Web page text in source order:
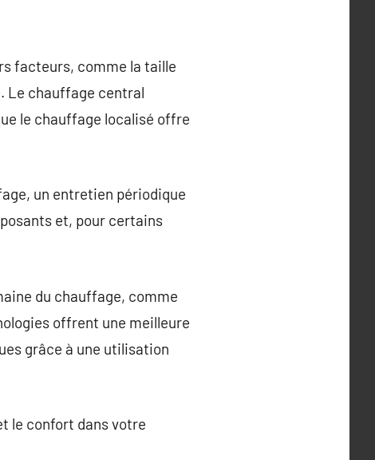
facteurs, comme la taille
Le chauffage central
le chauffage localisé offre
un entretien périodique
et, pour certains
du chauffage, comme
offrent une meilleure
grâce à une utilisation
le confort dans votre